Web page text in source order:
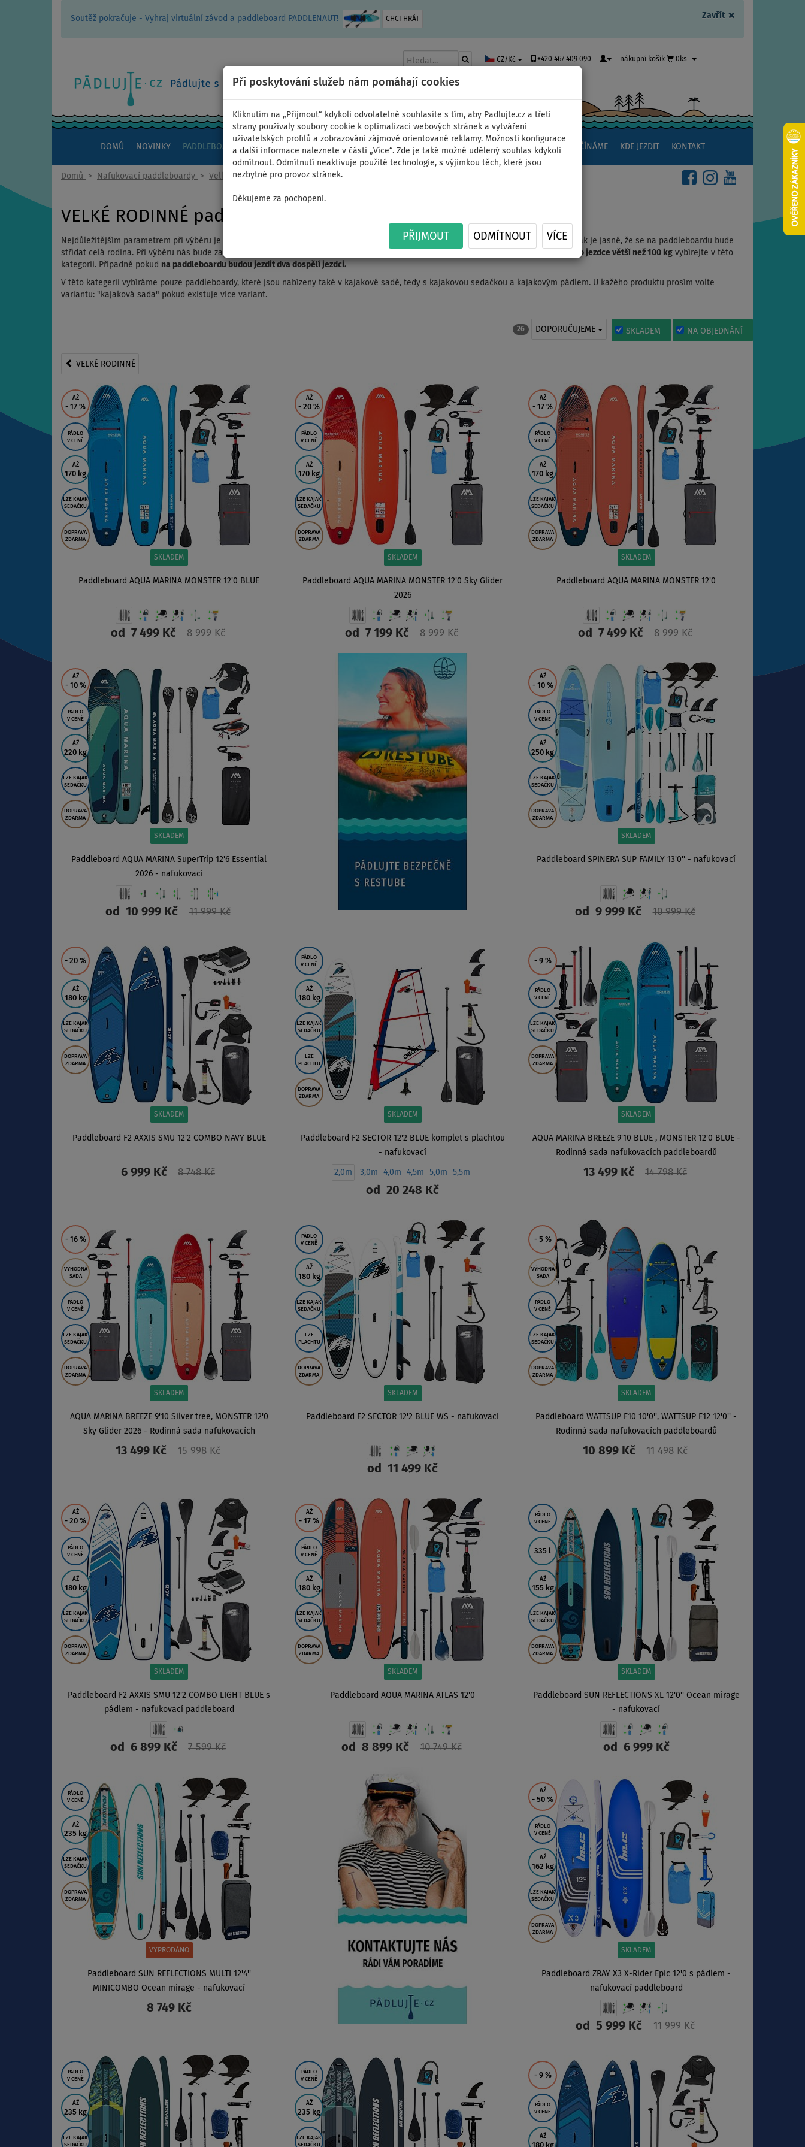
Zavřít ×
Soutěž pokračuje - Vyhraj virtuální závod a paddleboard PADDLENAUT! CHCI HRÁT
Při poskytování služeb nám pomáhají cookies
Kliknutím na „Přijmout“ kdykoli odvolatelně souhlasíte s tím, aby Padlujte.cz a třetí
strany používaly soubory cookie k optimalizaci webových stránek a vytváření
uživatelských profilů a zobrazování zájmově orientované reklamy. Možnosti konfigurace
a další informace naleznete v části „Více“. Zde je také možné udělený souhlas kdykoli
odmítnout. Odmítnutí neaktivuje použité technologie, s výjimkou těch, které jsou
nezbytné pro provoz stránek.
Děkujeme za pochopení.
PŘIJMOUT ODMÍTNOUT VÍCE
CZ/Kč +420 467 409 090 nákupní košík 0ks
DOMŮ NOVINKY PADDLEBOARDY KAJAKY ČLUNY A MOTORY PÁDLA PLACHTY OBLEČENÍ PŘÍSLUŠENSTVÍ ZAČÍNÁME KDE JEZDIT KONTAKT
Domů > Nafukovací paddleboardy > Velké rodinné >Kajaková sada
VELKÉ RODINNÉ paddleboardy s kajakovou sadou
Nejdůležitějším parametrem při výběru je
, který bude na plováku jezdit. Pokud hledáte rodinný plovák, tak je jasné, že se na paddleboardu bude
střídat celá rodina. Při výběru nás bude zajímat váha a výška největšího jezdce v rodině, typicky tatínka. V případě, že je
váha největšího jezdce větší než 100 kg vybírejte v této
kategorii. Případně pokud na paddleboardu budou jezdit dva dospělí jezdci.
V této kategerii vybíráme pouze paddleboardy, které jsou nabízeny také v kajakové sadě, tedy s kajakovou sedačkou a kajakovým pádlem. U kažého produktu prosím volte
variantu: "kajaková sada" pokud existuje více variant.
26 DOPORUČUJEME SKLADEM NA OBJEDNÁNÍ
VELKÉ RODINNÉ
AŽ
- 17 %
PÁDLO
V CENĚ
AŽ
170 kg
LZE KAJAK
SEDAČKU
DOPRAVA
ZDARMA
SKLADEM
Paddleboard AQUA MARINA MONSTER 12'0 BLUE
od 7 499 Kč 8 999 Kč
AŽ
- 20 %
PÁDLO
V CENĚ
AŽ
170 kg
LZE KAJAK
SEDAČKU
DOPRAVA
ZDARMA
SKLADEM
Paddleboard AQUA MARINA MONSTER 12'0 Sky Glider
2026
od 7 199 Kč 8 999 Kč
AŽ
- 17 %
PÁDLO
V CENĚ
AŽ
170 kg
LZE KAJAK
SEDAČKU
DOPRAVA
ZDARMA
SKLADEM
Paddleboard AQUA MARINA MONSTER 12'0
od 7 499 Kč 8 999 Kč
ZOBRAZIT
AŽ
- 10 %
PÁDLO
V CENĚ
AŽ
220 kg
LZE KAJAK
SEDAČKU
DOPRAVA
ZDARMA
SKLADEM
Paddleboard AQUA MARINA SuperTrip 12'6 Essential
2026 - nafukovací
od10 999 Kč 11 999 Kč
AŽ
- 10 %
PÁDLO
V CENĚ
AŽ
250 kg
LZE KAJAK
SEDAČKU
DOPRAVA
ZDARMA
SKLADEM
Paddleboard SPINERA SUP FAMILY 13'0'' - nafukovací
od9 999 Kč 10 999 Kč
ZOBRAZIT
- 20 %
AŽ
180 kg
LZE KAJAK
SEDAČKU
DOPRAVA
ZDARMA
SKLADEM
Paddleboard F2 AXXIS SMU 12'2 COMBO NAVY BLUE
6 999 Kč 8 748 Kč
PÁDLO
V CENĚ
AŽ
180 kg
LZE KAJAK
SEDAČKU
LZE
PLACHTU
DOPRAVA
ZDARMA
SKLADEM
Paddleboard F2 SECTOR 12'2 BLUE komplet s plachtou
- nafukovací
2,0m 3,0m 4,0m 4,5m 5,0m 5,5m
od 20 248 Kč
ZOBRAZIT
- 9 %
PÁDLO
V CENĚ
LZE KAJAK
SEDAČKU
DOPRAVA
ZDARMA
SKLADEM
AQUA MARINA BREEZE 9'10 BLUE , MONSTER 12'0 BLUE -
Rodinná sada nafukovacích paddleboardů
13 499 Kč 14 798 Kč
ZOBRAZIT
- 16 %
VÝHODNÁ
SADA
PÁDLO
V CENĚ
LZE KAJAK
SEDAČKU
DOPRAVA
ZDARMA
SKLADEM
AQUA MARINA BREEZE 9'10 Silver tree, MONSTER 12'0
Sky Glider 2026 - Rodinná sada nafukovacích
paddleboardů
13 499 Kč 15 998 Kč
PÁDLO
V CENĚ
AŽ
180 kg
LZE KAJAK
SEDAČKU
LZE
PLACHTU
DOPRAVA
ZDARMA
SKLADEM
Paddleboard F2 SECTOR 12'2 BLUE WS - nafukovací
od 11 499 Kč
ZOBRAZIT
- 5 %
VÝHODNÁ
SADA
PÁDLO
V CENĚ
LZE KAJAK
SEDAČKU
DOPRAVA
ZDARMA
SKLADEM
Paddleboard WATTSUP F10 10'0'', WATTSUP F12 12'0'' -
Rodinná sada nafukovacích paddleboardů
10 899 Kč 11 498 Kč
AŽ
- 20 %
PÁDLO
V CENĚ
AŽ
180 kg
LZE KAJAK
SEDAČKU
DOPRAVA
ZDARMA
SKLADEM
Paddleboard F2 AXXIS SMU 12'2 COMBO LIGHT BLUE s
pádlem - nafukovací paddleboard
od 6 899 Kč 7 599 Kč
AŽ
- 17 %
PÁDLO
V CENĚ
AŽ
180 kg
LZE KAJAK
SEDAČKU
DOPRAVA
ZDARMA
SKLADEM
Paddleboard AQUA MARINA ATLAS 12'0
od8 899 Kč 10 749 Kč
ZOBRAZIT
PÁDLO
V CENĚ
335 l
AŽ
155 kg
LZE KAJAK
SEDAČKU
DOPRAVA
ZDARMA
SKLADEM
Paddleboard SUN REFLECTIONS XL 12'0'' Ocean mirage
- nafukovací
od 6 999 Kč
ZOBRAZIT
PÁDLO
V CENĚ
AŽ
235 kg
LZE KAJAK
SEDAČKU
DOPRAVA
ZDARMA
VYPRODÁNO
Paddleboard SUN REFLECTIONS MULTI 12'4''
MINICOMBO Ocean mirage - nafukovací
8 749 Kč
ZOBRAZIT
AŽ
- 50 %
PÁDLO
V CENĚ
AŽ
162 kg
LZE KAJAK
SEDAČKU
DOPRAVA
ZDARMA
SKLADEM
Paddleboard ZRAY X3 X-Rider Epic 12'0 s pádlem -
nafukovací paddleboard
od5 999 Kč 11 999 Kč
PÁDLO
V CENĚ
AŽ
235 kg
LZE KAJAK
SEDAČKU
PÁDLO
V CENĚ
AŽ
235 kg
LZE KAJAK
SEDAČKU
- 9 %
PÁDLO
V CENĚ
AŽ
180 kg